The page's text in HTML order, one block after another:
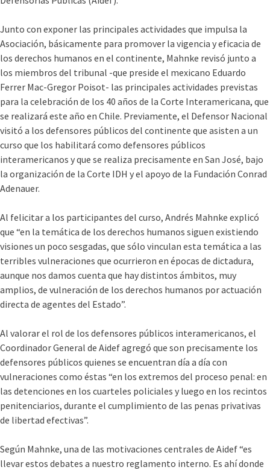
Junto con exponer las principales actividades que impulsa la
Asociación, básicamente para promover la vigencia y eficacia de
los derechos humanos en el continente, Mahnke revisó junto a
los miembros del tribunal -que preside el mexicano Eduardo
Ferrer Mac-Gregor Poisot- las principales actividades previstas
para la celebración de los 40 años de la Corte Interamericana, que
se realizará este año en Chile. Previamente, el Defensor Nacional
visitó a los defensores públicos del continente que asisten a un
curso que los habilitará como defensores públicos
interamericanos y que se realiza precisamente en San José, bajo
la organización de la Corte IDH y el apoyo de la Fundación Conrad
Adenauer.
Al felicitar a los participantes del curso, Andrés Mahnke explicó
que “en la temática de los derechos humanos siguen existiendo
visiones un poco sesgadas, que sólo vinculan esta temática a las
terribles vulneraciones que ocurrieron en épocas de dictadura,
aunque nos damos cuenta que hay distintos ámbitos, muy
amplios, de vulneración de los derechos humanos por actuación
directa de agentes del Estado”.
Al valorar el rol de los defensores públicos interamericanos, el
Coordinador General de Aidef agregó que son precisamente los
defensores públicos quienes se encuentran día a día con
vulneraciones como éstas “en los extremos del proceso penal: en
las detenciones en los cuarteles policiales y luego en los recintos
penitenciarios, durante el cumplimiento de las penas privativas
de libertad efectivas”.
Según Mahnke, una de las motivaciones centrales de Aidef “es
llevar estos debates a nuestro reglamento interno. Es ahí donde